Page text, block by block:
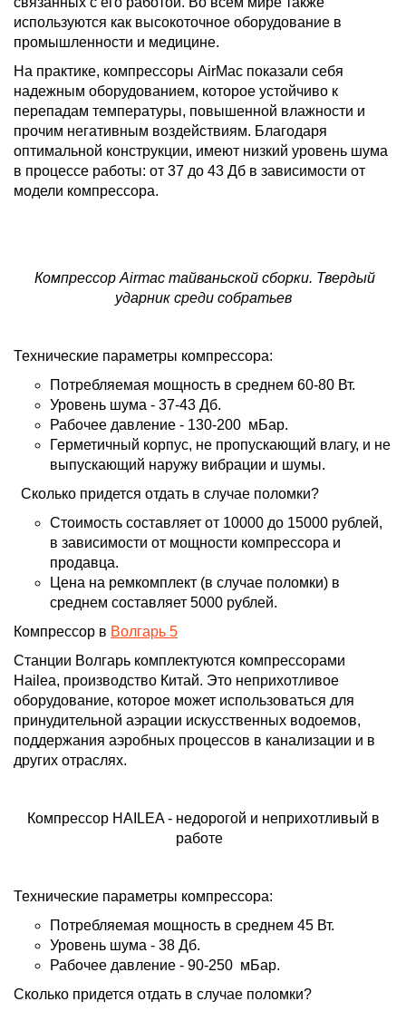
используются как высокоточное оборудование в
промышленности и медицине.
На практике, компрессоры AirMac показали себя
надежным оборудованием, которое устойчиво к
перепадам температуры, повышенной влажности и
прочим негативным воздействиям. Благодаря
оптимальной конструкции, имеют низкий уровень шума
в процессе работы: от 37 до 43 Дб в зависимости от
модели компрессора.
Компрессор Airmac тайваньской сборки. Твердый
ударник среди собратьев
Технические параметры компрессора:
Потребляемая мощность в среднем 60-80 Вт.
Уровень шума - 37-43 Дб.
Рабочее давление - 130-200 мБар.
Герметичный корпус, не пропускающий влагу, и не
выпускающий наружу вибрации и шумы.
Сколько придется отдать в случае поломки?
Стоимость составляет от 10000 до 15000 рублей,
в зависимости от мощности компрессора и
продавца.
Цена на ремкомплект (в случае поломки) в
среднем составляет 5000 рублей.
Компрессор в Волгарь 5
Станции Волгарь комплектуются компрессорами
Hailea, производство Китай. Это неприхотливое
оборудование, которое может использоваться для
принудительной аэрации искусственных водоемов,
поддержания аэробных процессов в канализации и в
других отраслях.
Компрессор HAILEA - недорогой и неприхотливый в
работе
Технические параметры компрессора:
Потребляемая мощность в среднем 45 Вт.
Уровень шума - 38 Дб.
Рабочее давление - 90-250 мБар.
Сколько придется отдать в случае поломки?